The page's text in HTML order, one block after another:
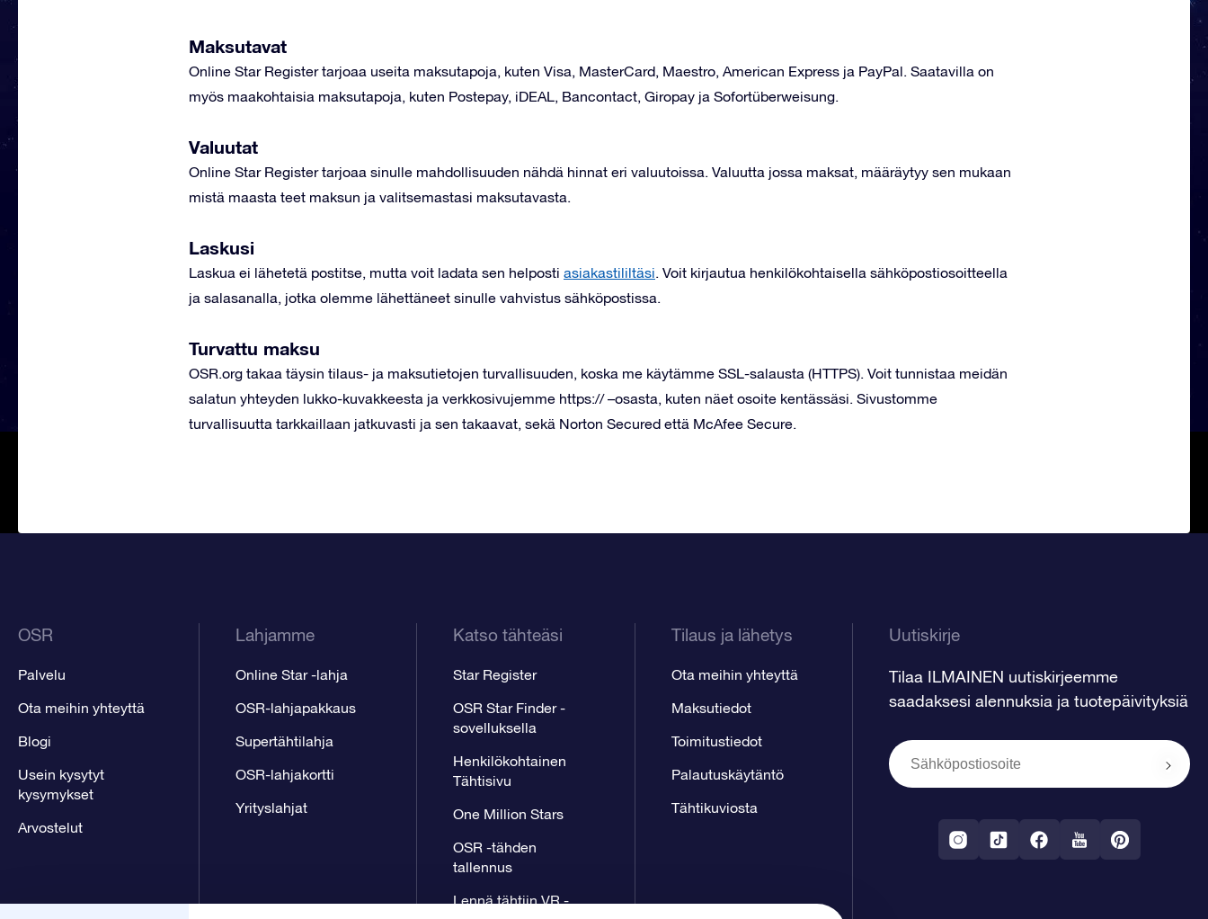
Maksutavat
Online Star Register tarjoaa useita maksutapoja, kuten Visa, MasterCard, Maestro, American Express ja PayPal. Saatavilla on
myös maakohtaisia maksutapoja, kuten Postepay, iDEAL, Bancontact, Giropay ja Sofortüberweisung.
Valuutat
Online Star Register tarjoaa sinulle mahdollisuuden nähdä hinnat eri valuutoissa. Valuutta jossa maksat, määräytyy sen mukaan
mistä maasta teet maksun ja valitsemastasi maksutavasta.
Laskusi
Laskua ei lähetetä postitse, mutta voit ladata sen helposti asiakastililtäsi. Voit kirjautua henkilökohtaisella sähköpostiosoitteella
ja salasanalla, jotka olemme lähettäneet sinulle vahvistus sähköpostissa.
Turvattu maksu
OSR.org takaa täysin tilaus- ja maksutietojen turvallisuuden, koska me käytämme SSL-salausta (HTTPS). Voit tunnistaa meidän
salatun yhteyden lukko-kuvakkeesta ja verkkosivujemme https:// –osasta, kuten näet osoite kentässäsi. Sivustomme
turvallisuutta tarkkaillaan jatkuvasti ja sen takaavat, sekä Norton Secured että McAfee Secure.
OSR
Palvelu
Ota meihin yhteyttä
Blogi
Usein kysytyt
kysymykset
Arvostelut
Lahjamme
Online Star -lahja
OSR-lahjapakkaus
Supertähtilahja
OSR-lahjakortti
Yrityslahjat
Katso tähteäsi
Star Register
OSR Star Finder -
sovelluksella
Henkilökohtainen
Tähtisivu
One Million Stars
OSR -tähden
tallennus
Lennä tähtiin VR -
Tilaus ja lähetys
Ota meihin yhteyttä
Maksutiedot
Toimitustiedot
Palautuskäytäntö
Tähtikuviosta
Uutiskirje
Tilaa ILMAINEN uutiskirjeemme
saadaksesi alennuksia ja tuotepäivityksiä